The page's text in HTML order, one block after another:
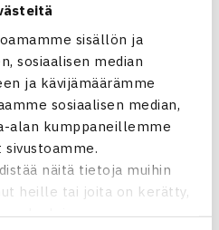
sisällön ja
sosiaalisen median
ja kävijämäärämme
sosiaalisen median,
alan kumppaneillemme
näitä tietoja muihin
heille tai joita on kerätty,
palvelujaan.
26.-29.7.